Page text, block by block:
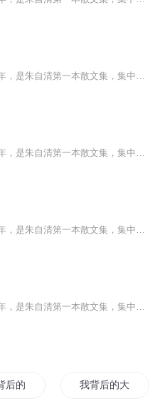
后的男人 我背后的大佬不